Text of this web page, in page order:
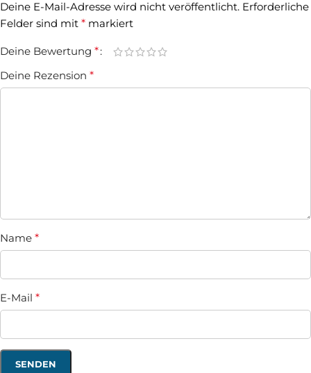
Deine E-Mail-Adresse wird nicht veröffentlicht. Erforderliche
Felder sind mit * markiert
Deine Bewertung *
Deine Rezension *
Name *
E-Mail *